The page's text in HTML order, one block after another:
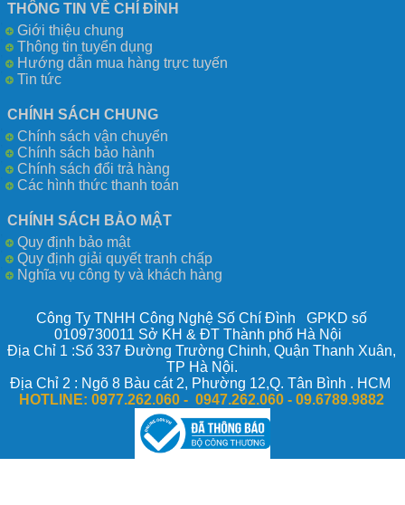
THÔNG TIN VỀ CHÍ ĐÌNH
Giới thiệu chung
Thông tin tuyển dụng
Hướng dẫn mua hàng trực tuyến
Tin tức
CHÍNH SÁCH CHUNG
Chính sách vận chuyển
Chính sách bảo hành
Chính sách đổi trả hàng
Các hình thức thanh toán
CHÍNH SÁCH BẢO MẬT
Quy định bảo mật
Quy định giải quyết tranh chấp
Nghĩa vụ công ty và khách hàng
Công Ty TNHH Công Nghệ Số Chí Đình GPKD số
0109730011 Sở KH & ĐT Thành phố Hà Nội
Địa Chỉ 1 :Số 337 Đường Trường Chinh, Quận Thanh Xuân,
TP Hà Nội.
Địa Chỉ 2 : Ngõ 8 Bàu cát 2, Phường 12,Q. Tân Bình . HCM
HOTLINE: 0977.262.060 - 0947.262.060 -09.6789.9882